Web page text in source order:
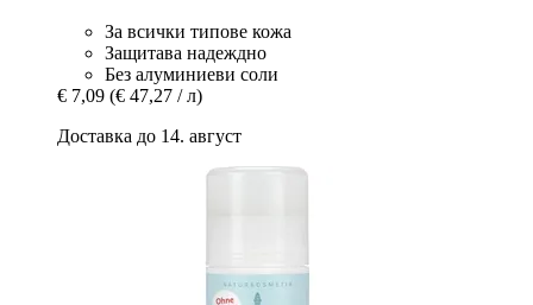
За всички типове кожа
Защитава надеждно
Без алуминиеви соли
€ 7,09 (€ 47,27 / л)
Доставка до 14. август